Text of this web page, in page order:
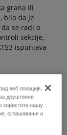
grana ili
bilo da je
se radi o
sekcije,
ispunjava
веб локације,
друштвене
користите нашу
оглашавање и